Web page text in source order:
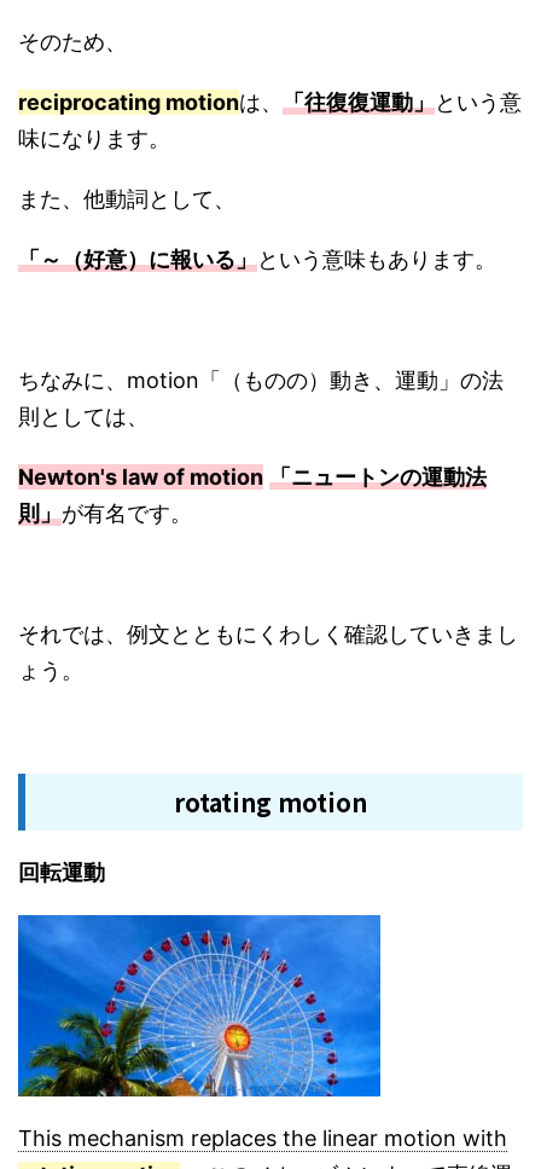
そのため、
reciprocating motionは、 「往復復運動」という意
味になります。
また、他動詞として、
「～（好意）に報いる」という意味もあります。
ちなみに、motion「（ものの）動き、運動」の法
則としては、
Newton's law of motion 「ニュートンの運動法
則」が有名です。
それでは、例文とともにくわしく確認していきまし
ょう。
rotating motion
回転運動
This mechanism replaces the linear motion with